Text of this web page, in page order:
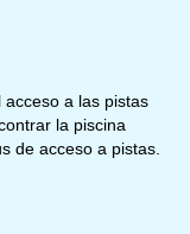
a las pistas
la piscina
de acceso a pistas.